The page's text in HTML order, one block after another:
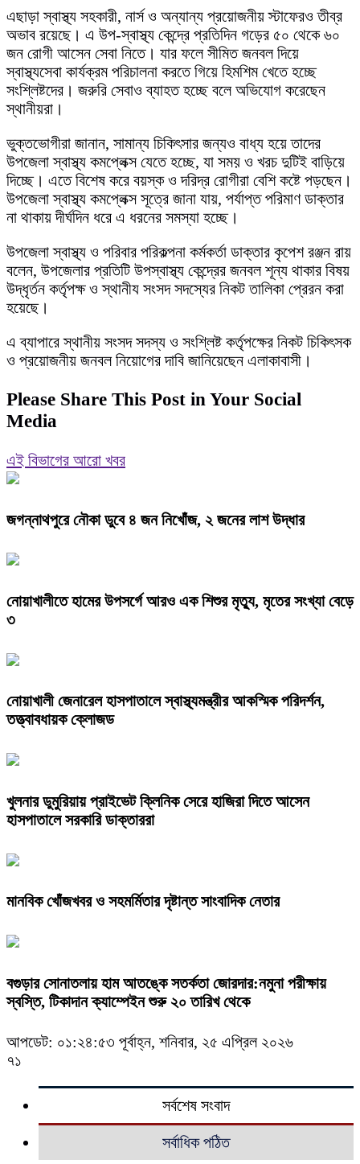
এছাড়া স্বাস্থ্য সহকারী, নার্স ও অন্যান্য প্রয়োজনীয় স্টাফেরও তীব্র
অভাব রয়েছে। এ উপ-স্বাস্থ্য কেন্দ্রে প্রতিদিন গড়ের ৫০ থেকে ৬০
জন রোগী আসেন সেবা নিতে। যার ফলে সীমিত জনবল দিয়ে
স্বাস্থ্যসেবা কার্যক্রম পরিচালনা করতে গিয়ে হিমশিম খেতে হচ্ছে
সংশ্লিষ্টদের। জরুরি সেবাও ব্যাহত হচ্ছে বলে অভিযোগ করেছেন
স্থানীয়রা।
ভুক্তভোগীরা জানান, সামান্য চিকিৎসার জন্যও বাধ্য হয়ে তাদের
উপজেলা স্বাস্থ্য কমপ্লেক্স যেতে হচ্ছে, যা সময় ও খরচ দুটিই বাড়িয়ে
দিচ্ছে। এতে বিশেষ করে বয়স্ক ও দরিদ্র রোগীরা বেশি কষ্টে পড়ছেন।
উপজেলা স্বাস্থ্য কমপ্লেক্স সূত্রে জানা যায়, পর্যাপ্ত পরিমাণ ডাক্তার
না থাকায় দীর্ঘদিন ধরে এ ধরনের সমস্যা হচ্ছে।
উপজেলা স্বাস্থ্য ও পরিবার পরিকল্পনা কর্মকর্তা ডাক্তার কৃপেশ রঞ্জন রায়
বলেন, উপজেলার প্রতিটি উপস্বাস্থ্য কেন্দ্রের জনবল শূন্য থাকার বিষয়
উদ্ধৃর্তন কর্তৃপক্ষ ও স্থানীয সংসদ সদস্যের নিকট তালিকা প্রেরন করা
হয়েছে।
এ ব্যাপারে স্থানীয় সংসদ সদস্য ও সংশ্লিষ্ট কর্তৃপক্ষের নিকট চিকিৎসক
ও প্রয়োজনীয় জনবল নিয়োগের দাবি জানিয়েছেন এলাকাবাসী।
Please Share This Post in Your Social
Media
এই বিভাগের আরো খবর
জগন্নাথপুরে নৌকা ডুবে ৪ জন নিখোঁজ, ২ জনের লাশ উদ্ধার
নোয়াখালীতে হামের উপসর্গে আরও এক শিশুর মৃত্যু, মৃতের সংখ্যা বেড়ে
৩
নোয়াখালী জেনারেল হাসপাতালে স্বাস্থ্যমন্ত্রীর আকস্মিক পরিদর্শন,
তত্ত্বাবধায়ক ক্লোজড
খুলনার ডুমুরিয়ায় প্রাইভেট ক্লিনিক সেরে হাজিরা দিতে আসেন
হাসপাতালে সরকারি ডাক্তাররা
মানবিক খোঁজখবর ও সহমর্মিতার দৃষ্টান্ত সাংবাদিক নেতার
বগুড়ার সোনাতলায় হাম আতঙ্কে সতর্কতা জোরদার:নমুনা পরীক্ষায়
স্বস্তি, টিকাদান ক্যাম্পেইন শুরু ২০ তারিখ থেকে‌
আপডেট: ০১:২৪:৫৩ পূর্বাহ্ন, শনিবার, ২৫ এপ্রিল ২০২৬
৭১
সর্বশেষ সংবাদ
সর্বাধিক পঠিত